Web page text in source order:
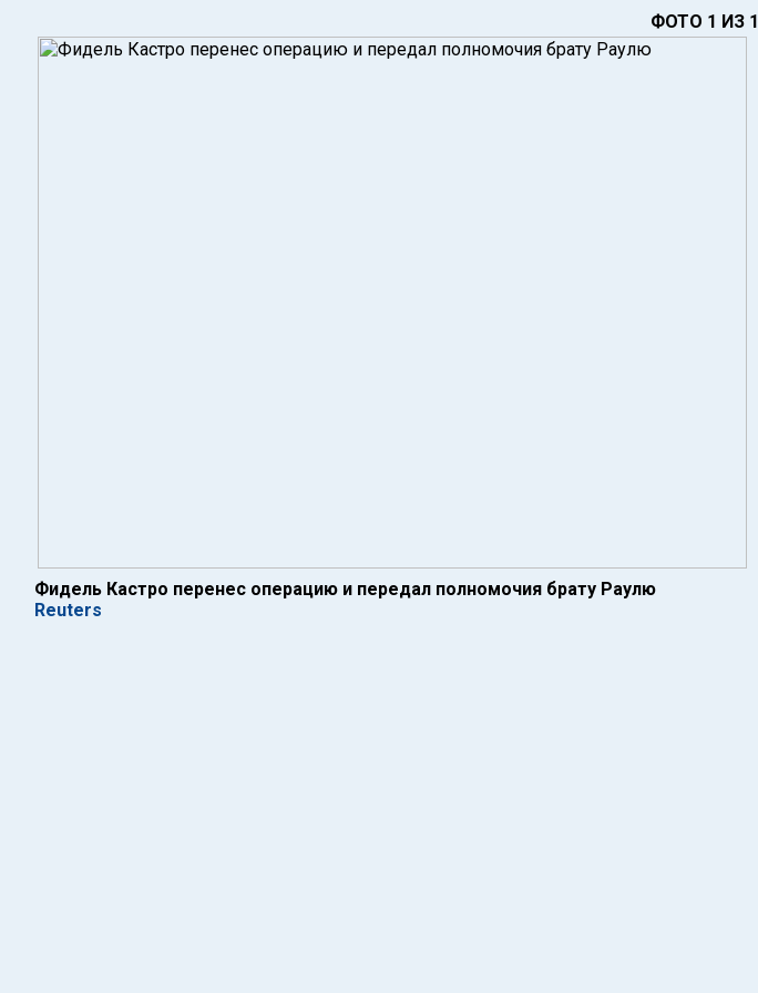
ФОТО 1 ИЗ 1
Фидель Кастро перенес операцию и передал полномочия брату Раулю
Reuters